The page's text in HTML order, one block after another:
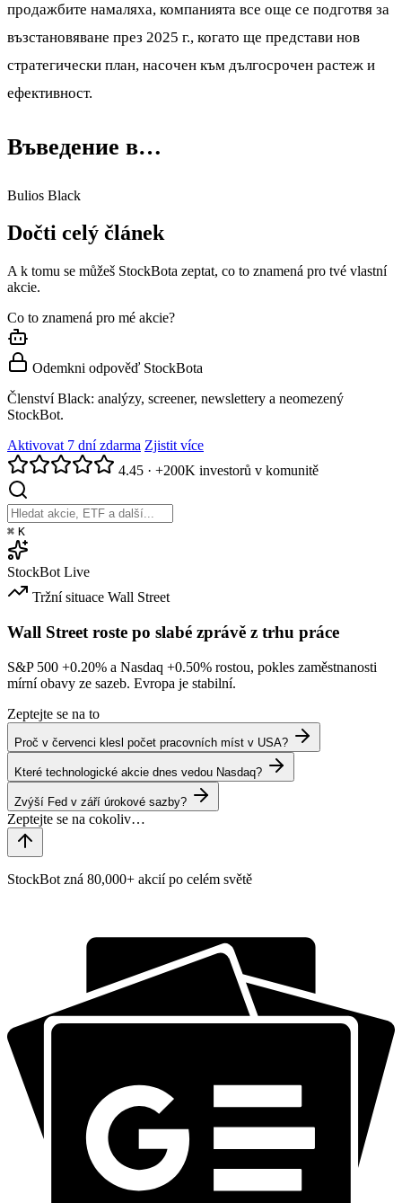
продажбите намаляха, компанията все още се подготвя за
възстановяване през 2025 г., когато ще представи нов
стратегически план, насочен към дългосрочен растеж и
ефективност.
Въведение в…
Bulios Black
Dočti celý článek
A k tomu se můžeš StockBota zeptat, co to znamená pro tvé vlastní
akcie.
Co to znamená pro mé akcie?
Odemkni odpověď StockBota
Členství Black: analýzy, screener, newslettery a neomezený
StockBot.
Aktivovat 7 dní zdarma Zjistit více
4.45 · +200K investorů v komunitě
⌘ K
StockBot Live
Tržní situace Wall Street
Wall Street roste po slabé zprávě z trhu práce
S&P 500 +0.20% a Nasdaq +0.50% rostou, pokles zaměstnanosti
mírní obavy ze sazeb. Evropa je stabilní.
Zeptejte se na to
Proč v červenci klesl počet pracovních míst v USA?
Které technologické akcie dnes vedou Nasdaq?
Zvýší Fed v září úrokové sazby?
StockBot zná 80,000+ akcií po celém světě